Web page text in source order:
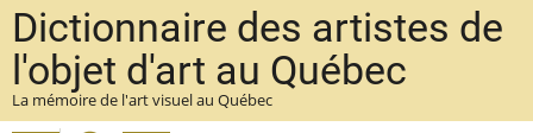
Aller
au
contenu
principal
Dictionnaire des artistes de
l'objet d'art au Québec
La mémoire de l'art visuel au Québec